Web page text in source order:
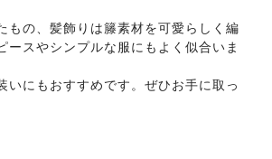
もの、髪飾りは籐素材を可愛らしく編
ースやシンプルな服にもよく似合いま
いにもおすすめです。ぜひお手に取っ